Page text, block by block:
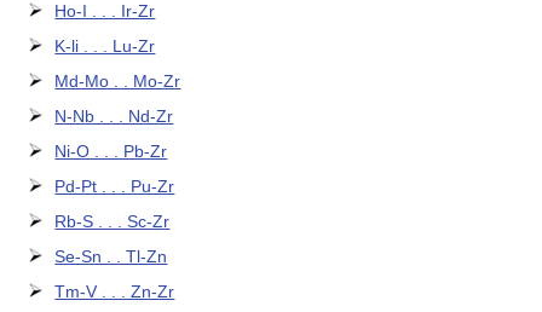
Ho-I . . . Ir-Zr
K-li . . . Lu-Zr
Md-Mo . . Mo-Zr
N-Nb . . . Nd-Zr
Ni-O . . . Pb-Zr
Pd-Pt . . . Pu-Zr
Rb-S . . . Sc-Zr
Se-Sn . . Tl-Zn
Tm-V . . . Zn-Zr